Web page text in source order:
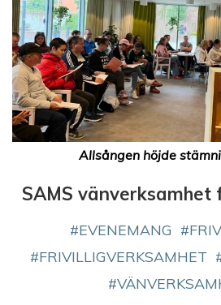
Allsången höjde
SAMS
EVENEMANG
FRIVILLIGVERKSAMHET